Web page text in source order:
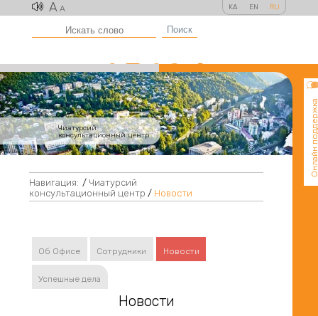
A A KA EN RU
Поиск
Чиатурсий
консультационный центр
Онлайн
Навигация: / Чиатурсий
консультационный центр / Новости
Об Офисе Сотрудники Новости
Успешные дела
Новости